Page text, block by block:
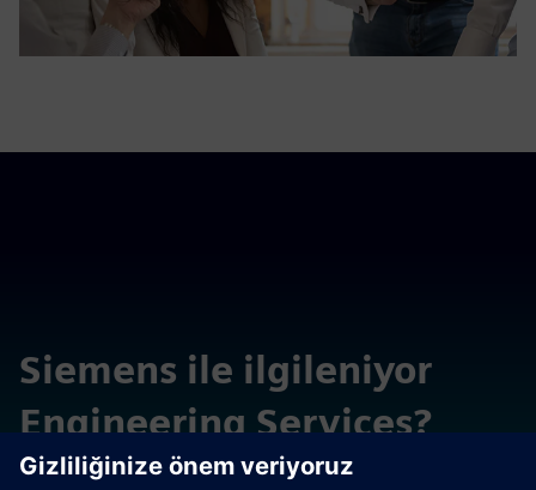
Siemens ile ilgileniyor
Engineering Services?
Siemens ailesindeki diğer mühendislik hizmetleri yelpazesi